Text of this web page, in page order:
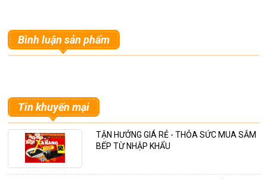
Bình luận sản phẩm
Tin khuyến mại
TẬN HƯỞNG GIÁ RẺ - THỎA SỨC MUA SẮM
BẾP TỪ NHẬP KHẨU